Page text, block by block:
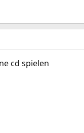
cd spielen